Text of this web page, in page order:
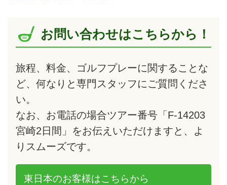
お問い合わせはこちらから！
旅程、料金、ゴルフプレーに関することな
ど、何なりと専門スタッフにご質問くださ
い。
なお、お電話の場合ツアー番号「F-14203
宮崎2日間」をお伝えいただけますと、よ
りスムーズです。
東日本のお客様はこちらから